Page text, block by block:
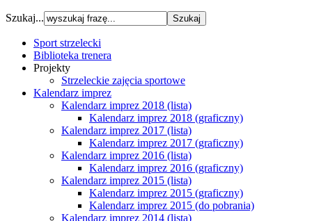
Szukaj...
Sport strzelecki
Biblioteka trenera
Projekty
Strzeleckie zajęcia sportowe
Kalendarz imprez
Kalendarz imprez 2018 (lista)
Kalendarz imprez 2018 (graficzny)
Kalendarz imprez 2017 (lista)
Kalendarz imprez 2017 (graficzny)
Kalendarz imprez 2016 (lista)
Kalendarz imprez 2016 (graficzny)
Kalendarz imprez 2015 (lista)
Kalendarz imprez 2015 (graficzny)
Kalendarz imprez 2015 (do pobrania)
Kalendarz imprez 2014 (lista)